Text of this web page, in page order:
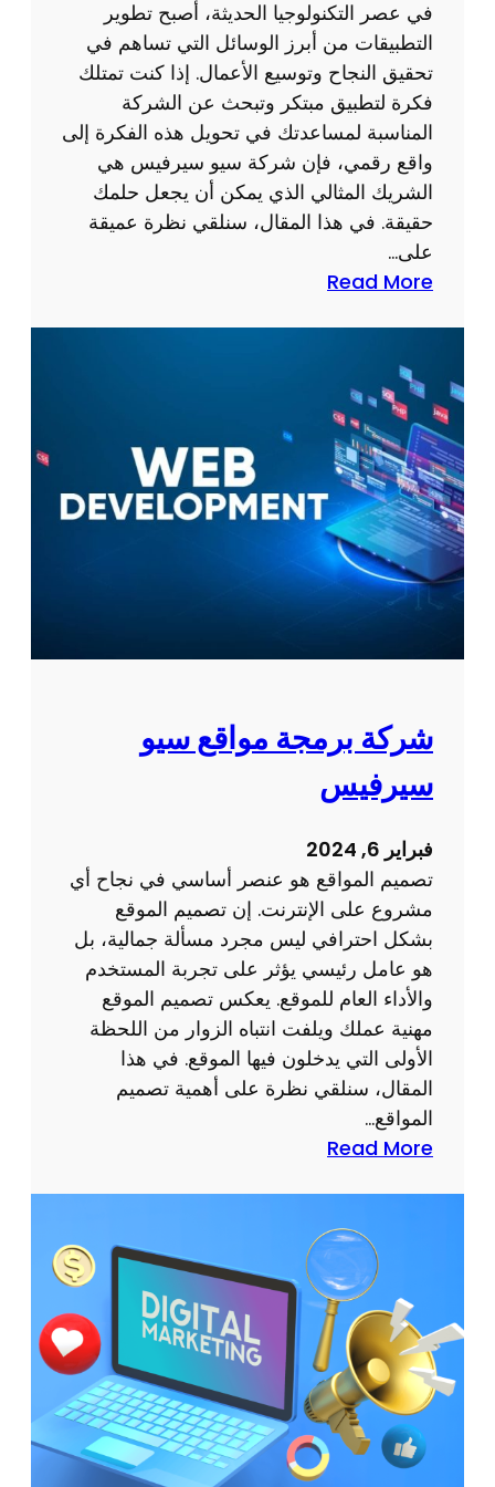
ح
ث
م
ع
س
ي
و
س
في عصر التكنولوجيا الحديثة، أصبح تطوير
التطبيقات من أبرز الوسائل التي تساهم في
تحقيق النجاح وتوسيع الأعمال. إذا كنت تمتلك
فكرة لتطبيق مبتكر وتبحث عن الشركة
المناسبة لمساعدتك في تحويل هذه الفكرة إلى
واقع رقمي، فإن شركة سيو سيرفيس هي
الشريك المثالي الذي يمكن أن يجعل حلمك
حقيقة. في هذا المقال، سنلقي نظرة عميقة
على…
Read More
ص
م
ي
م
و
ر
ة
ا
ت
ط
ب
ي
ق
ا
ت
م
ع
ي
ر
ف
ي
س
شركة برمجة مواقع سيو
سيرفيس
فبراير 6, 2024
تصميم المواقع هو عنصر أساسي في نجاح أي
مشروع على الإنترنت. إن تصميم الموقع
بشكل احترافي ليس مجرد مسألة جمالية، بل
هو عامل رئيسي يؤثر على تجربة المستخدم
والأداء العام للموقع. يعكس تصميم الموقع
مهنية عملك ويلفت انتباه الزوار من اللحظة
الأولى التي يدخلون فيها الموقع. في هذا
المقال، سنلقي نظرة على أهمية تصميم
المواقع…
Read More
ك
ة
ب
ر
م
ج
ة
م
و